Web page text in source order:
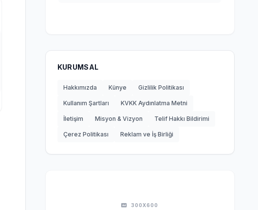
KURUMSAL
Hakkımızda Künye Gizlilik Politikası
Kullanım Şartları KVKK Aydınlatma Metni
İletişim Misyon & Vizyon Telif Hakkı Bildirimi
Çerez Politikası Reklam ve İş Birliği
300X600